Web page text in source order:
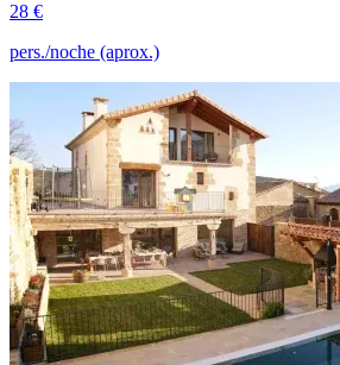
28 €
pers./noche (aprox.)